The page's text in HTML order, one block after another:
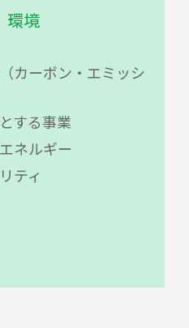
環境
カーボン・エミッシ
する事業
ネルギー
ティ